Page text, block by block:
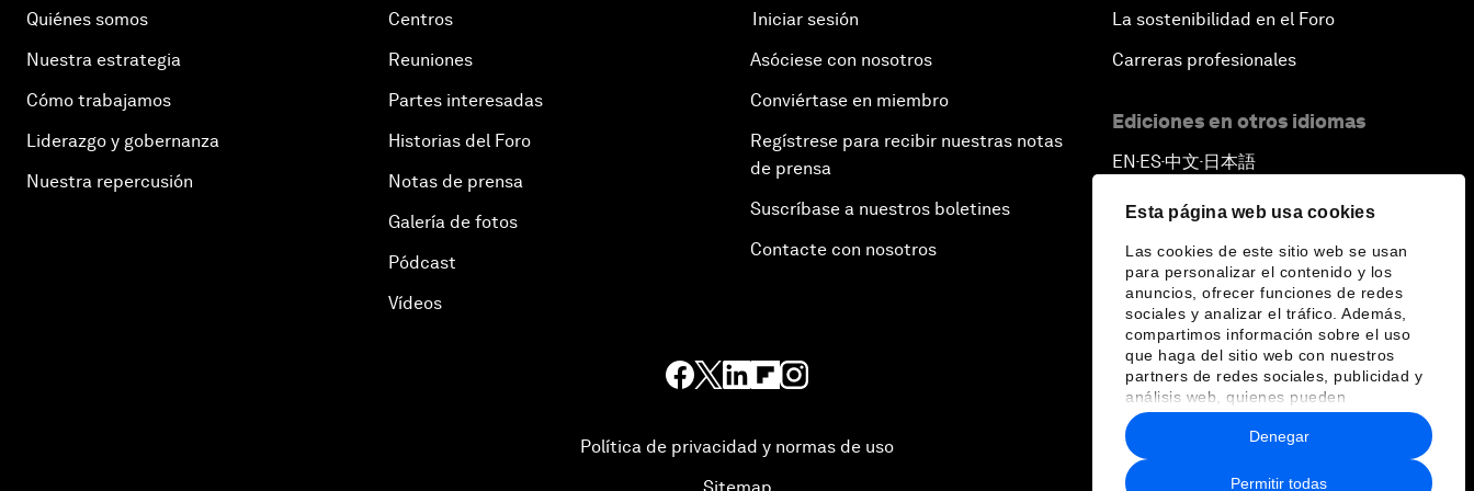
Esta página web usa cookies
Las cookies de este sitio web se usan
para personalizar el contenido y los
anuncios, ofrecer funciones de redes
sociales y analizar el tráfico. Además,
compartimos información sobre el uso
que haga del sitio web con nuestros
partners de redes sociales, publicidad y
análisis web, quienes pueden
combinarla con otra información que les
haya proporcionado o que hayan
recopilado a partir del uso que haya
hecho de sus servicios.
Permitir todas
Denegar
Quiénes somos
Nuestra estrategia
Cómo trabajamos
Liderazgo y gobernanza
Nuestra repercusión
Centros
Reuniones
Partes interesadas
Historias del Foro
Notas de prensa
Galería de fotos
Pódcast
Vídeos
Iniciar sesión
Asóciese con nosotros
Conviértase en miembro
Regístrese para recibir nuestras notas
de prensa
Suscríbase a nuestros boletines
Contacte con nosotros
La sostenibilidad en el Foro
Carreras profesionales
Ediciones en otros idiomas
EN ▪ ES▪中文▪ 日本語
Política de privacidad y normas de uso